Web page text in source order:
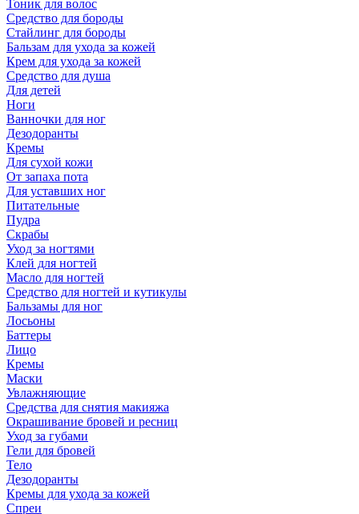
Тоник для волос
Средство для бороды
Стайлинг для бороды
Бальзам для ухода за кожей
Крем для ухода за кожей
Средство для душа
Для детей
Ноги
Ванночки для ног
Дезодоранты
Кремы
Для сухой кожи
От запаха пота
Для уставших ног
Питательные
Пудра
Скрабы
Уход за ногтями
Клей для ногтей
Масло для ногтей
Средство для ногтей и кутикулы
Бальзамы для ног
Лосьоны
Баттеры
Лицо
Кремы
Маски
Увлажняющие
Средства для снятия макияжа
Окрашивание бровей и ресниц
Уход за губами
Гели для бровей
Тело
Дезодоранты
Кремы для ухода за кожей
Спреи